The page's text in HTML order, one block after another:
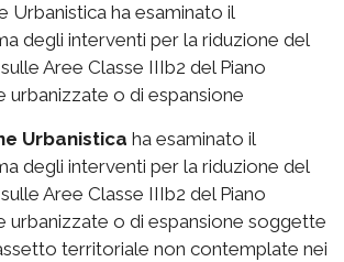
Urbanistica ha esaminato il
degli interventi per la riduzione del
Aree Classe IIIb2 del Piano
urbanizzate o di espansione
Urbanistica ha esaminato il
degli interventi per la riduzione del
Aree Classe IIIb2 del Piano
urbanizzate o di espansione soggette
territoriale non contemplate nei